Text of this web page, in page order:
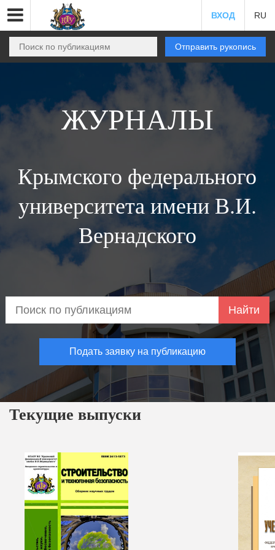
ВХОД RU
Отправить рукопись
ЖУРНАЛЫ
Крымского федерального
университета имени В.И.
Вернадского
Найти
Подать заявку на публикацию
Текущие выпуски